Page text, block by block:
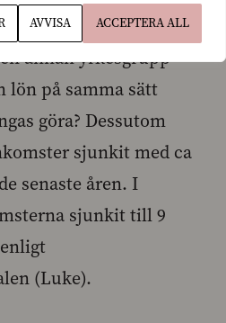
AVVISA ACCEPTERA ALL
annan yrkesgrupp
lön på samma sätt
göra? Dessutom
sjunkit med ca
senaste åren. I
sjunkit till 9
(Luke).